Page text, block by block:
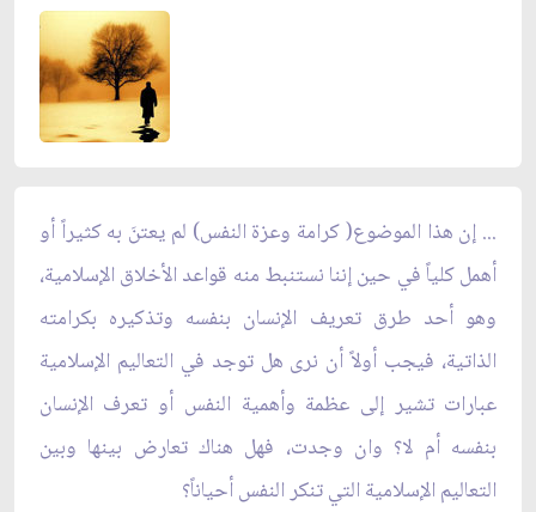
... إن هذا الموضوع( كرامة وعزة النفس) لم يعتنَ به كثيراً أو
أهمل كلياً في حين إننا نستنبط منه قواعد الأخلاق الإسلامية،
وهو أحد طرق تعريف الإنسان بنفسه وتذكيره بكرامته
الذاتية، فيجب أولاً أن نرى هل توجد في التعاليم الإسلامية
عبارات تشير إلى عظمة وأهمية النفس أو تعرف الإنسان
بنفسه أم لا؟ وان وجدت، فهل هناك تعارض بينها وبين
التعاليم الإسلامية التي تنكر النفس أحياناً؟